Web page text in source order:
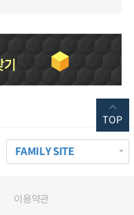
FAMILY SITE
이용약관
TOP